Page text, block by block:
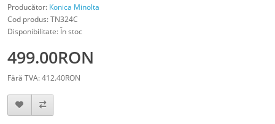
Producător: Konica Minolta
Cod produs: TN324C
Disponibilitate: În stoc
499.00RON
Fără TVA: 412.40RON